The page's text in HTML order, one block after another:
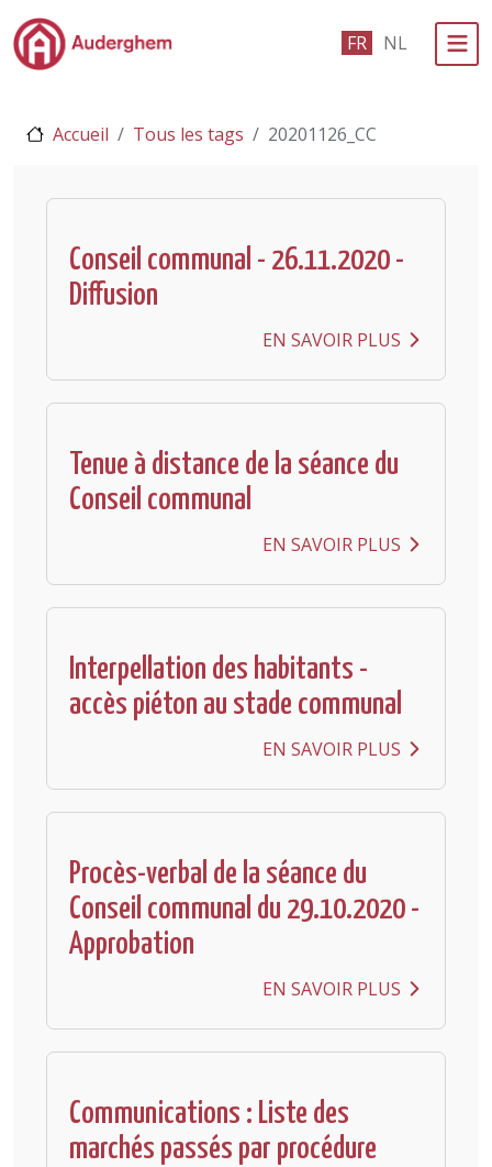
Passer au contenu principal FR NL
eGuichet
Vivre à Auderghem
En 1 clic
Accueil Tous les tags 20201126_CC
Conseil communal - 26.11.2020 -
Diffusion
EN SAVOIR PLUS
Tenue à distance de la séance du
Conseil communal
EN SAVOIR PLUS
Interpellation des habitants -
accès piéton au stade communal
EN SAVOIR PLUS
Procès-verbal de la séance du
Conseil communal du 29.10.2020 -
Approbation
EN SAVOIR PLUS
Communications : Liste des
marchés passés par procédure